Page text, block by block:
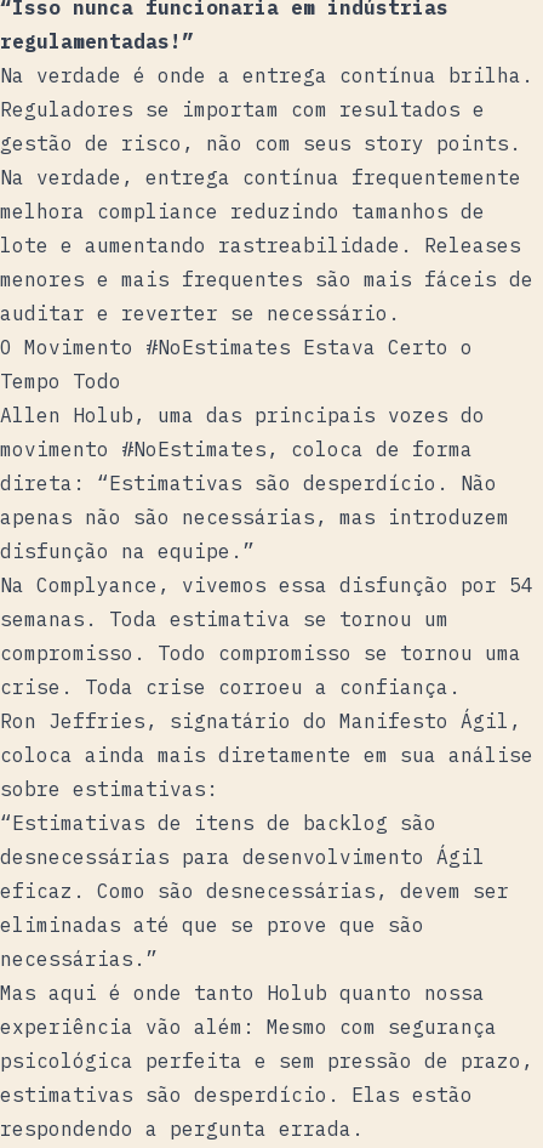
“Isso nunca funcionaria em indústrias
regulamentadas!”
Na verdade é onde a entrega contínua brilha.
Reguladores se importam com resultados e
gestão de risco, não com seus story points.
Na verdade, entrega contínua frequentemente
melhora compliance reduzindo tamanhos de
lote e aumentando rastreabilidade. Releases
menores e mais frequentes são mais fáceis de
auditar e reverter se necessário.
O Movimento #NoEstimates Estava Certo o
Tempo Todo
Allen Holub , uma das principais vozes do
movimento #NoEstimates, coloca de forma
direta: “Estimativas são desperdício. Não
apenas não são necessárias, mas introduzem
disfunção na equipe.”
Na Complyance, vivemos essa disfunção por 54
semanas. Toda estimativa se tornou um
compromisso. Todo compromisso se tornou uma
crise. Toda crise corroeu a confiança.
Ron Jeffries , signatário do Manifesto Ágil,
coloca ainda mais diretamente em sua análise
sobre estimativas :
“Estimativas de itens de backlog são
desnecessárias para desenvolvimento Ágil
eficaz. Como são desnecessárias, devem ser
eliminadas até que se prove que são
necessárias.”
Mas aqui é onde tanto Holub quanto nossa
experiência vão além: Mesmo com segurança
psicológica perfeita e sem pressão de prazo,
estimativas são desperdício. Elas estão
respondendo a pergunta errada.